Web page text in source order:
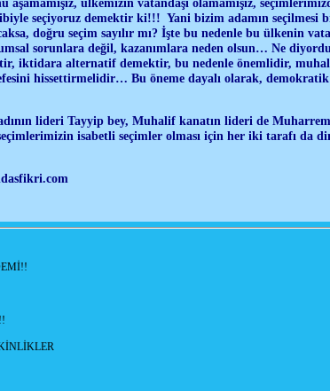
seçiyoruz demektir ki!!! Yani bizim adamın seçilmesi
doğru seçim sayılır mı? İşte bu nedenle bu ülkenin
sorunlara değil, kazanımlara neden olsun… Ne
iktidara alternatif demektir, bu nedenle önemlidir,
hissettirmelidir… Bu öneme dayalı olarak, demokratik
lideri Tayyip bey, Muhalif kanatın lideri de
isabetli seçimler olması için her iki tarafı da